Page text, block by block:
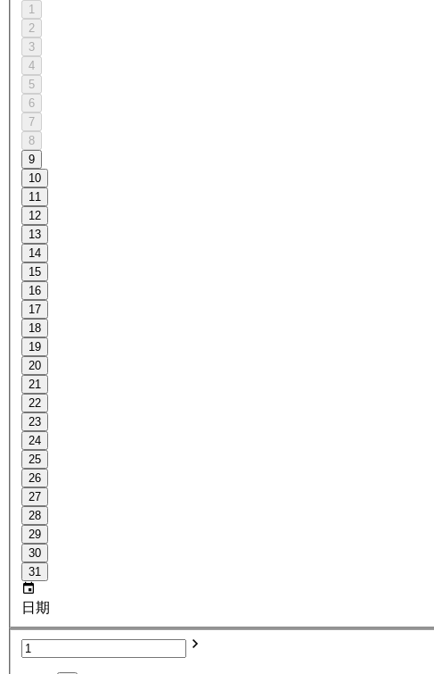
1
2
3
4
5
6
7
8
9
10
11
12
13
14
15
16
17
18
19
20
21
22
23
24
25
26
27
28
29
30
31
日期